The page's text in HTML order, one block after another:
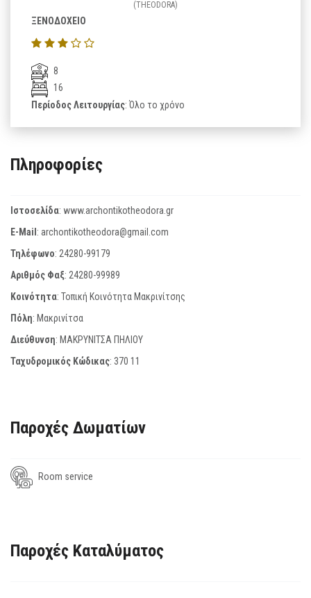
(THEODORA)
ΞΕΝΟΔΟΧΕΙΟ
8
16
Περίοδος Λειτουργίας: Όλο το χρόνο
Πληροφορίες
Ιστοσελίδα: www.archontikotheodora.gr
E-Mail: archontikotheodora@gmail.com
Τηλέφωνο: 24280-99179
Αριθμός Φαξ: 24280-99989
Κοινότητα: Τοπική Κοινότητα Μακρινίτσης
Πόλη: Μακρινίτσα
Διεύθυνση: ΜΑΚΡΥΝΙΤΣΑ ΠΗΛΙΟΥ
Ταχυδρομικός Κώδικας: 370 11
Παροχές Δωματίων
Room service
Παροχές Καταλύματος